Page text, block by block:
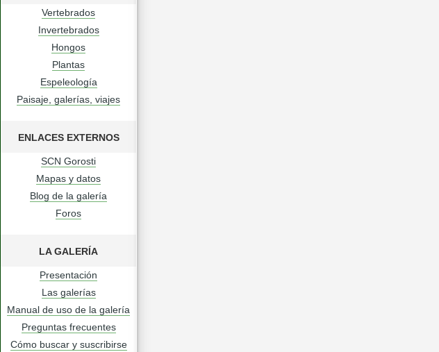
Vertebrados
Invertebrados
Hongos
Plantas
Espeleología
Paisaje, galerías, viajes
ENLACES EXTERNOS
SCN Gorosti
Mapas y datos
Blog de la galería
Foros
LA GALERÍA
Presentación
Las galerías
Manual de uso de la galería
Preguntas frecuentes
Cómo buscar y suscribirse